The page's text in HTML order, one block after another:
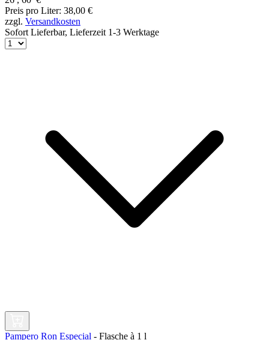
Preis pro Liter: 38,00 €
zzgl. Versandkosten
Sofort Lieferbar, Lieferzeit 1-3 Werktage
Pampero Ron Especial - Flasche à 1 l